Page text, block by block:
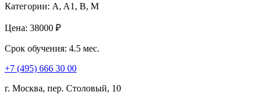
Категории: A, A1, B, M
Цена: 38000 ₽
Срок обучения: 4.5 мес.
+7 (495) 666 30 00
г. Москва, пер. Столовый, 10